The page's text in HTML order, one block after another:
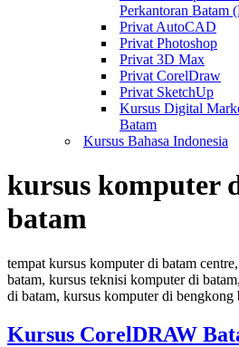
Perkantoran Batam
Privat AutoCAD
Privat Photoshop
Privat 3D Max
Privat CorelDraw
Privat SketchUp
Kursus Digital
Batam
Kursus Bahasa Indonesia
kursus komputer
batam
tempat kursus komputer di batam
batam, kursus teknisi komputer di
di batam, kursus komputer di bengkong
Kursus CorelDRAW